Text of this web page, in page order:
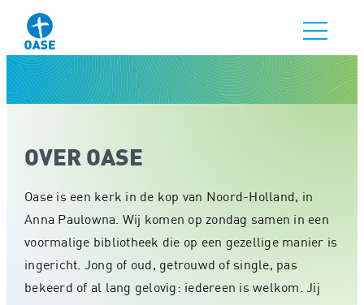
OVER OASE
Oase is een kerk in de kop van Noord-Holland, in
Anna Paulowna. Wij komen op zondag samen in een
voormalige bibliotheek die op een gezellige manier is
ingericht. Jong of oud, getrouwd of single, pas
bekeerd of al lang gelovig: iedereen is welkom. Jij